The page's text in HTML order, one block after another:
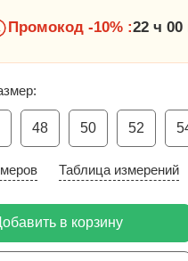
Промокод -10% :22 ч
48 50 52
Таблица измерений
в корзину